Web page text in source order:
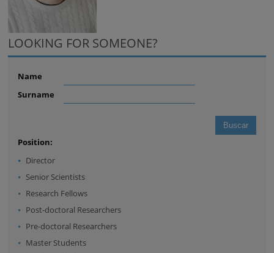
LOOKING FOR SOMEONE?
Name
Surname
Position:
Director
Senior Scientists
Research Fellows
Post-doctoral Researchers
Pre-doctoral Researchers
Master Students